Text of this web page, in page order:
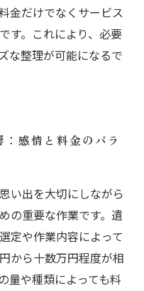
金だけでなくサービス
す。これにより、必要
な整理が可能になるで
感情と料金のバラ
い出を大切にしながら
の重要な作業です。遺
定や作業内容によって
から十数万円程度が相
量や種類によっても料